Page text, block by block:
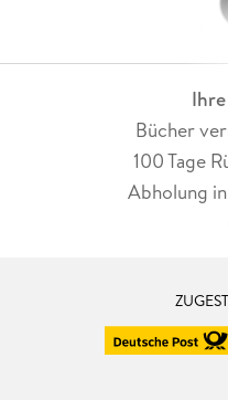
Bücher
100 Tage
Abholung